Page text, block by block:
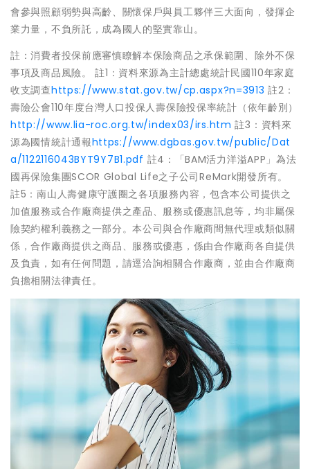
會參與照顧弱勢與高齡、關懷保戶與員工夥伴三大面向，發揮企
業力量，不負所託，成為國人的堅實靠山。
註：消費者投保前應審慎瞭解本保險商品之承保範圍、除外不保
事項及商品風險。 註1：資料來源為主計總處統計民國110年家庭
收支調查https://www.stat.gov.tw/cp.aspx?n=3913 註2：
壽險公會110年度台灣人口投保人壽保險投保率統計（依年齡別）
http://www.lia-roc.org.tw/index03/irs.htm 註3：資料來
源為國情統計通報https://www.dgbas.gov.tw/public/Dat
a/1122116043BYT9Y7B1.pdf 註4：「BAM活力洋溢APP」為法
國再保險集團SCOR Global Life之子公司ReMark開發所有。
註5：南山人壽健康守護圈之各項服務內容，包含本公司提供之
加值服務或合作廠商提供之產品、服務或優惠訊息等，均非屬保
險契約權利義務之一部分。本公司與合作廠商間無代理或類似關
係，合作廠商提供之商品、服務或優惠，係由合作廠商各自提供
及負責，如有任何問題，請逕洽詢相關合作廠商，並由合作廠商
負擔相關法律責任。